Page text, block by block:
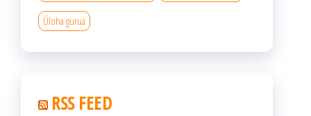
Úloha gurua
RSS FEED